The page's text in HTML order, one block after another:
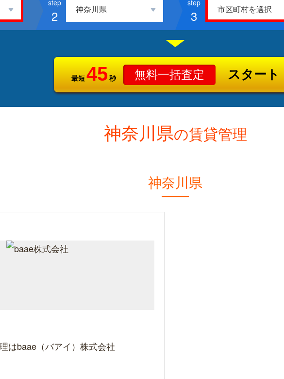
2 3
最短45 秒 無料一括査定 スタート
神奈川県の賃貸管理
神奈川県
はbaae（バアイ）株式会社